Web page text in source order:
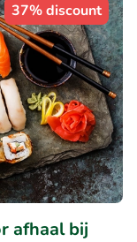
37% discount
afhaal bij